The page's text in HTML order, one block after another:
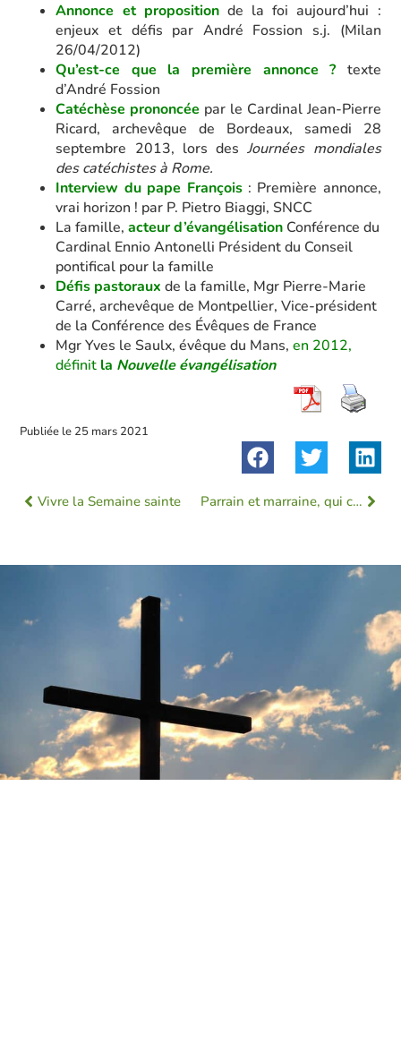
Annonce et propositionde la foi aujourd’hui :
enjeux et défis par André Fossion s.j. (Milan
26/04/2012)
Qu’est-ce que la première annonce ? texte
d’André Fossion
Catéchèse prononcée par le Cardinal Jean-Pierre
Ricard, archevêque de Bordeaux, samedi 28
septembre 2013, lors desJournées mondiales
des catéchistes à Rome.
Interview du pape François: Première annonce,
vrai horizon ! par P. Pietro Biaggi, SNCC
La famille,acteur d’évangélisation Conférence du
Cardinal Ennio Antonelli Président du Conseil
pontifical pour la famille
Défis pastoraux de la famille, Mgr Pierre-Marie
Carré, archevêque de Montpellier, Vice-président
de la Conférence des Évêques de France
Mgr Yves le Saulx, évêque du Mans,en 2012,
définit la Nouvelle évangélisation
Publiée le 25 mars 2021
Vivre la Semaine sainte Parrain et marraine, qui choisir ?